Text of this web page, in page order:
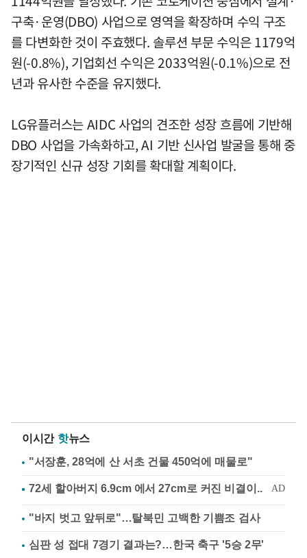
구축·운영(DBO) 사업으로 영역을 확장하며 수익 구조
를 다변화한 것이 주효했다. 솔루션 부문 수익은 1179억
원(-0.8%), 기업회선 수익은 2033억원(-0.1%)으로 전
년과 유사한 수준을 유지했다.
LG유플러스는 AIDC 사업의 견조한 성장 흐름에 기반해
DBO 사업을 가속화하고, AI 기반 신사업 발굴을 통해 중
장기적인 신규 성장 기회를 확대할 계획이다.
이시간 핫뉴스
"서장훈, 28억에 산 서초 건물 450억에 매물로"
"바지 벗고 앞뒤로"…탈북민 고백한 기쁨조 검사
심판 성 접대 7경기 결과는?…한국 축구 '5승 2무'